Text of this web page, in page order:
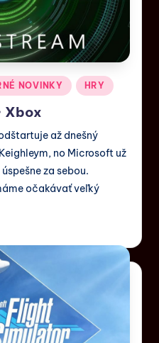
NOVINKY HRY
Xbox
až dnešný
no Microsoft už
za sebou.
očakávať veľký